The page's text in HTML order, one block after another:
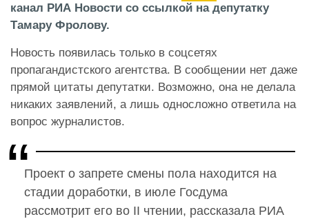
канал РИА Новости со ссылкой на депутатку
Тамару Фролову.
Новость появилась только в соцсетях
пропагандистского агентства. В сообщении нет даже
прямой цитаты депутатки. Возможно, она не делала
никаких заявлений, а лишь односложно ответила на
вопрос журналистов.
Проект о запрете смены пола находится на
стадии доработки, в июле Госдума
рассмотрит его во II чтении, рассказала РИА